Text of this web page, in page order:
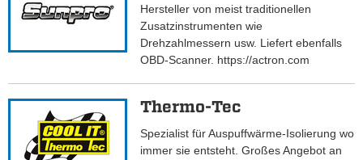
Hersteller von meist traditionellen
Zusatzinstrumenten wie
Drehzahlmessern usw. Liefert ebenfalls
OBD-Scanner. https://actron.com
Thermo-Tec
Spezialist für Auspuffwärme-Isolierung wo
immer sie entsteht. Großes Angebot an